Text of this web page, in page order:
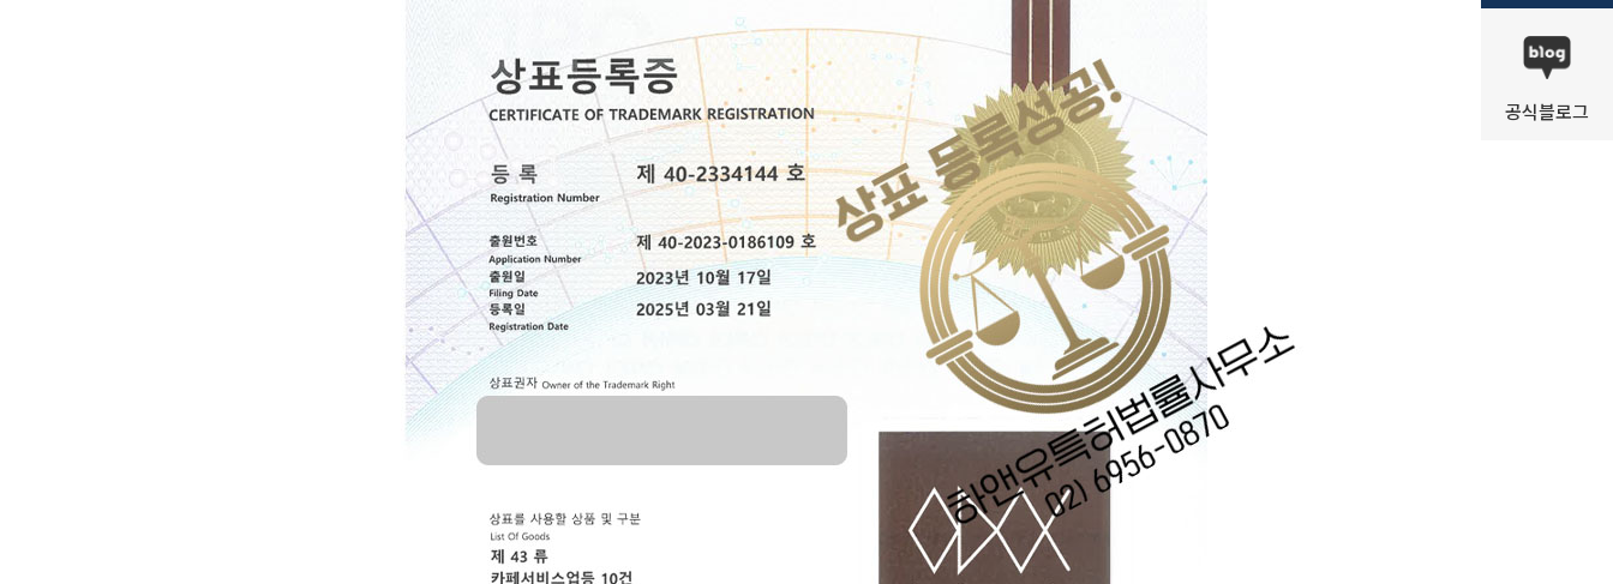
공식블로그